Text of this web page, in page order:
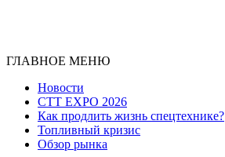
ГЛАВНОЕ МЕНЮ
Новости
CTT EXPO 2026
Как продлить жизнь спецтехнике?
Топливный кризис
Обзор рынка